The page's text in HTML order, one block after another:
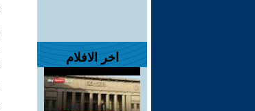
اخر الافلام